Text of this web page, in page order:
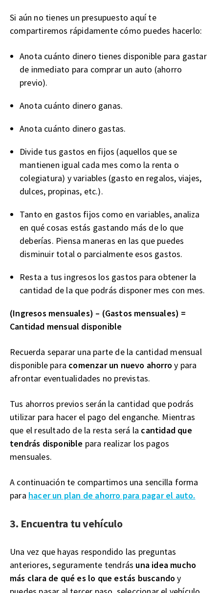
Si aún no tienes un presupuesto aquí te
compartiremos rápidamente cómo puedes hacerlo:
Anota cuánto dinero tienes disponible para gastar
de inmediato para comprar un auto (ahorro
previo).
Anota cuánto dinero ganas.
Anota cuánto dinero gastas.
Divide tus gastos en fijos (aquellos que se
mantienen igual cada mes como la renta o
colegiatura) y variables (gasto en regalos, viajes,
dulces, propinas, etc.).
Tanto en gastos fijos como en variables, analiza
en qué cosas estás gastando más de lo que
deberías. Piensa maneras en las que puedes
disminuir total o parcialmente esos gastos.
Resta a tus ingresos los gastos para obtener la
cantidad de la que podrás disponer mes con mes.
(Ingresos mensuales) – (Gastos mensuales) =
Cantidad mensual disponible
Recuerda separar una parte de la cantidad mensual
disponible para comenzar un nuevo ahorroy para
afrontar eventualidades no previstas.
Tus ahorros previos serán la cantidad que podrás
utilizar para hacer el pago del enganche. Mientras
que el resultado de la resta será la cantidad que
tendrás disponible para realizar los pagos
mensuales.
A continuación te compartimos una sencilla forma
para hacer un plan de ahorro para pagar el auto.
3. Encuentra tu vehículo
Una vez que hayas respondido las preguntas
anteriores, seguramente tendrás una idea mucho
más clara de qué es lo que estás buscandoy